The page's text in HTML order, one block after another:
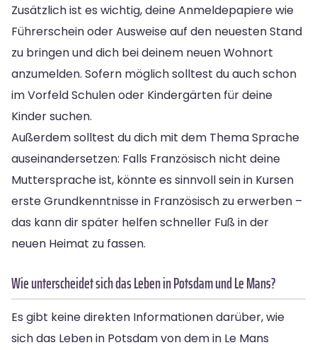
Zusätzlich ist es wichtig, deine Anmeldepapiere wie
Führerschein oder Ausweise auf den neuesten Stand
zu bringen und dich bei deinem neuen Wohnort
anzumelden. Sofern möglich solltest du auch schon
im Vorfeld Schulen oder Kindergärten für deine
Kinder suchen.
Außerdem solltest du dich mit dem Thema Sprache
auseinandersetzen: Falls Französisch nicht deine
Muttersprache ist, könnte es sinnvoll sein in Kursen
erste Grundkenntnisse in Französisch zu erwerben –
das kann dir später helfen schneller Fuß in der
neuen Heimat zu fassen.
Wie unterscheidet sich das Leben in Potsdam und Le Mans?
Es gibt keine direkten Informationen darüber, wie
sich das Leben in Potsdam von dem in Le Mans